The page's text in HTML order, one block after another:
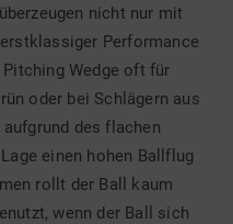
nicht nur mit
Performance
Wedge oft für
oder bei Schlägern aus
des flachen
einen hohen Ballflug
rollt der Ball kaum
wenn der Ball sich